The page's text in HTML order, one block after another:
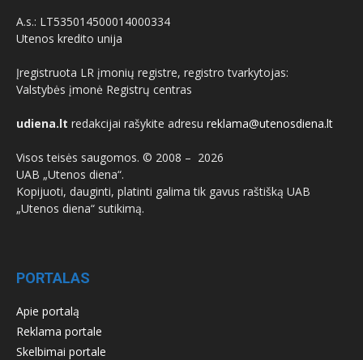
A.s.: LT535014500014000334
Utenos kredito unija
Įregistruota LR įmonių registre, registro tvarkytojas:
Valstybės įmonė Registrų centras
udiena.lt redakcijai rašykite adresu reklama@utenosdiena.lt
Visos teisės saugomos. © 2008 – 2026
UAB „Utenos diena“.
Kopijuoti, dauginti, platinti galima tik gavus raštišką UAB
„Utenos diena“ sutikimą.
PORTALAS
Apie portalą
Reklama portale
Skelbimai portale